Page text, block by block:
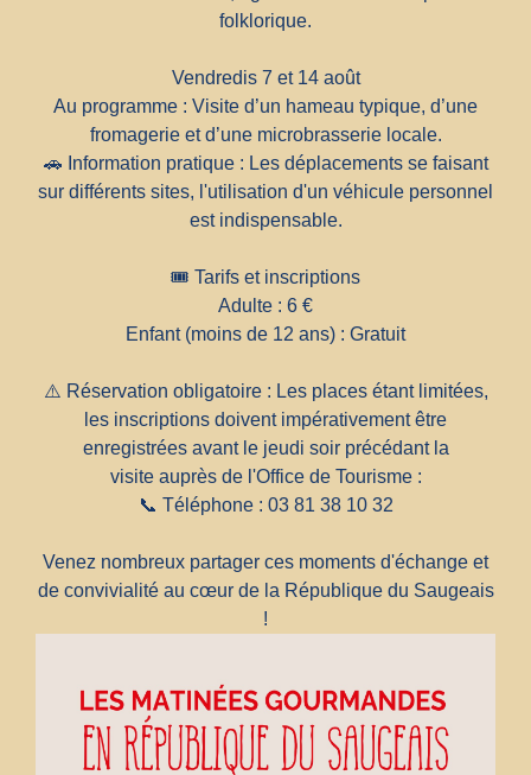
folklorique.
Vendredis 7 et 14 août
Au programme : Visite d’un hameau typique, d’une
fromagerie et d’une microbrasserie locale.
🚗 Information pratique : Les déplacements se faisant
sur différents sites, l'utilisation d'un véhicule personnel
est indispensable.
🎟️ Tarifs et inscriptions
Adulte : 6 €
Enfant (moins de 12 ans) : Gratuit
⚠️ Réservation obligatoire : Les places étant limitées,
les inscriptions doivent impérativement être
enregistrées avant le jeudi soir précédant la
visite auprès de l'Office de Tourisme :
📞 Téléphone : 03 81 38 10 32
Venez nombreux partager ces moments d'échange et
de convivialité au cœur de la République du Saugeais
!